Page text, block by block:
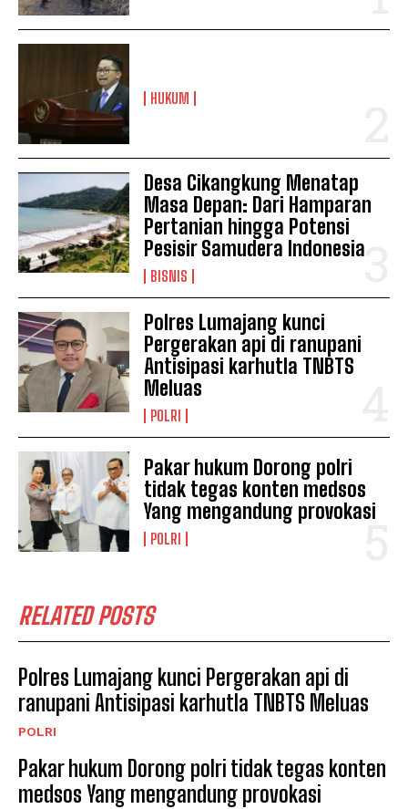
HUKUM
Desa Cikangkung Menatap
Masa Depan: Dari Hamparan
Pertanian hingga Potensi
Pesisir Samudera Indonesia
BISNIS
Polres Lumajang kunci
Pergerakan api di ranupani
Antisipasi karhutla TNBTS
Meluas
POLRI
Pakar hukum Dorong polri
tidak tegas konten medsos
Yang mengandung provokasi
POLRI
RELATED POSTS
Polres Lumajang kunci Pergerakan api di
ranupani Antisipasi karhutla TNBTS Meluas
POLRI
Pakar hukum Dorong polri tidak tegas konten
medsos Yang mengandung provokasi